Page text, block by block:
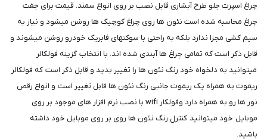
چراغ اسپرت جلو طرح آبشاری قابل نصب بر روی انواع سمند. قیمت برای جفت
چراغ محاسبه شده است نئون ها روی چراغ کوچیک ها روشن میشود و نیاز به
سیم کشی مجزا ندارد بلکه به راحتی با سوکتهای فابریک خودرو روشن میشوند و
قابل ذکر است که تمامی چراغ ها آبندی شده اند. با انتخاب گزینه فولکالر
میتوانید به دلخواه خود رنگ نئون ها را تغییر بدید و قابل ذکر است که فولکالر
ریموت به همراه یک ریموت جانبی رنگ نئون ها قابل تغییر است و انواع رقص
نور ها رو به همراه دارد وفولکار wifi با نصب نرم افزار های موجود بر روی
موبایل خود میتوانید کنترل رنگ نئون ها روی بر روی موبایل خود داشته
باشید.